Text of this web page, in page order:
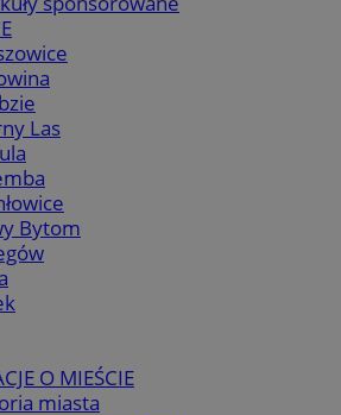
Las
Bytom
O MIEŚCIE
miasta